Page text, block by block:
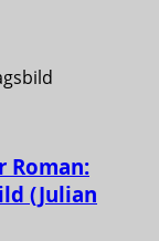
Roman:
(Julian